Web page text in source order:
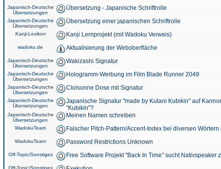
Japanisch-Deutsche
Übersetzungen
Übersetzung - Japanische Schriftrolle
Japanisch-Deutsche
Übersetzungen
Übersetzung einer japanischen Schriftrolle
Kanji-Lexikon Kanji Lernprojekt (mit Wadoku Verweis)
wadoku.de Aktualisierung der Weboberfläche
Japanisch-Deutsche
Übersetzungen
Wakizashi Signatur
Japanisch-Deutsche
Übersetzungen
Hologramm-Werbung im Film Blade Runner 2049
Japanisch-Deutsche
Übersetzungen
Cloisonne Dose mit Signatur
Japanisch-Deutsche
Übersetzungen
Japanische Signatur "made by Kutani Kubikin" auf
"Kubikin"?
Japanisch-Deutsche
Übersetzungen
Meinen Namen schreiben
WadokuTeam Falscher Pitch-Pattern/Accent-Index bei diversen
WadokuTeam Password Restrictions Unknown
Off-Topic/Sonstiges Free Software Projekt "Back In Time" sucht Nativspeaker
Off-Topic/Sonstiges